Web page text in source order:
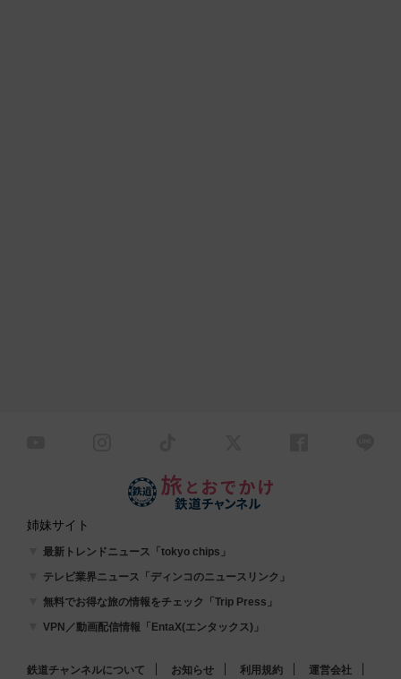
姉妹サイト
最新トレンドニュース「tokyo chips」
テレビ業界ニュース「ディンコのニュースリンク」
無料でお得な旅の情報をチェック「Trip Press」
VPN／動画配信情報「EntaX(エンタックス)」
鉄道チャンネルについて お知らせ 利用規約 運営会社